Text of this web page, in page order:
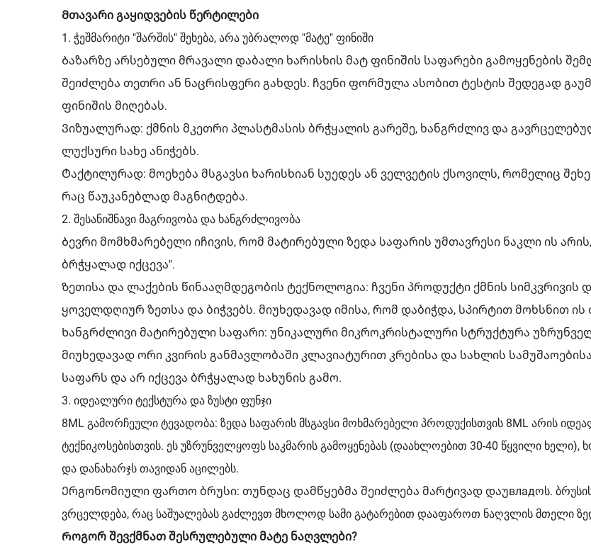
Მთავარი გაყიდვების წერტილები
1. ჭეშმარიტი "შარშის" შეხება, არა უბრალოდ "მატე" ფინიში
Ბაზარზე არსებული მრავალი დაბალი ხარისხის მატ ფინიშის საფარები გამოყენების
შეიძლება თეთრი ან ნაცრისფერი გახდეს. ჩვენი ფორმულა ასობით ტესტის შედეგად
ფინიშის მიღებას.
Ვიზუალურად: ქმნის მკეთრი პლასტმასის ბრჭყალის გარეშე, ხანგრძლივ და
ლუქსური სახე ანიჭებს.
Ტაქტილურად: მოეხება მსგავსი ხარისხიან სუედეს ან ველვეტის ქსოვილს, რომელიც
რაც წაუკანებლად მაგნიტდება.
2. შესანიშნავი მაგრივობა და ხანგრძლივობა
Ბევრი მომხმარებელი იჩივის, რომ მატირებული ზედა საფარის უმთავრესი ნაკლი ის
ბრჭყალად იქცევა".
Ზეთისა და ლაქების წინააღმდეგობის ტექნოლოგია: ჩვენი პროდუქტი ქმნის
ყოველდღიურ ზეთსა და ბიჭვებს. მიუხედავად იმისა, რომ დაბიჭდა, სპირტით მოხსნით
Ხანგრძლივი მატირებული საფარი: უნიკალური მიკროკრისტალური სტრუქტურა
მიუხედავად ორი კვირის განმავლობაში კლავიატურით კრებისა და სახლის
საფარს და არ იქცევა ბრჭყალად ხახუნის გამო.
3. იდეალური ტექსტურა და ზუსტი ფუნჯი
8ML გამორჩეული ტევადობა: ზედა საფარის მსგავსი მოხმარებელი პროდუქისთვის 8ML არის
ტექნიკოსებისთვის. ეს უზრუნველყოფს საკმარის გამოყენებას (დაახლოებით 30-40 წყვილი
და დანახარჯს თავიდან აცილებს.
Ერგონომიული ფართო ბრუსი: თუნდაც დამწყებმა შეიძლება მარტივად დაუвладოს. ბრუსის
ვრცელდება, რაც საშუალებას გაძლევთ მხოლოდ სამი გატარებით დააფაროთ ნაღვლის მთელი
Როგორ შევქმნათ შესრულებული მატე ნაღვლები?